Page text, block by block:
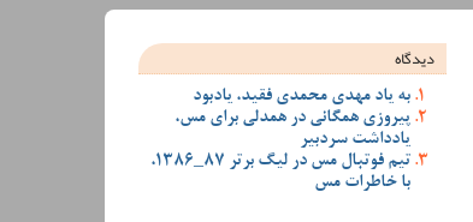
دیدگاه
به یاد مهدی محمدی فقید، یادبود
پیروزی همگانی در همدلی برای مس،
یادداشت سردبیر
تیم فوتبال مس در لیگ برتر 87_1386،
با خاطرات مس